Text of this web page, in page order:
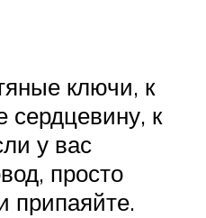
ключи, к
сердцевину, к
у вас
просто
припаяйте.